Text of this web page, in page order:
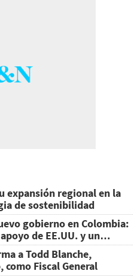
expansión regional en la
de sostenibilidad
gobierno en Colombia:
de EE.UU. y un
a Todd Blanche,
como Fiscal General